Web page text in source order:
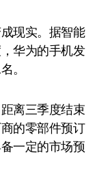
现实。据智能
华为的手机发
。
离三季度结束
的零部件预订
一定的市场预